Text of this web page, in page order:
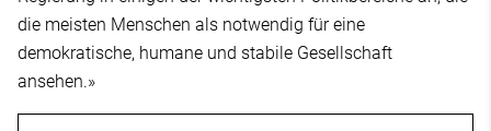
die meisten Menschen als notwendig für eine
demokratische, humane und stabile Gesellschaft
ansehen.»